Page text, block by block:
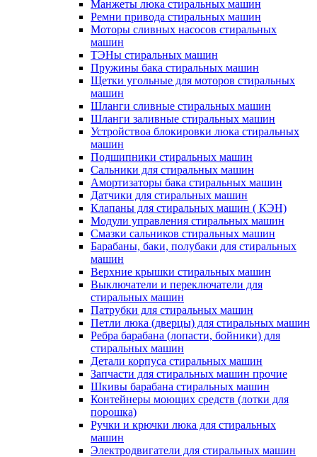
Манжеты люка стиральных машин
Ремни привода стиральных машин
Моторы сливных насосов стиральных
машин
ТЭНы стиральных машин
Пружины бака стиральных машин
Щетки угольные для моторов стиральных
машин
Шланги сливные стиральных машин
Шланги заливные стиральных машин
Устройствоа блокировки люка стиральных
машин
Подшипники стиральных машин
Сальники для стиральных машин
Амортизаторы бака стиральных машин
Датчики для стиральных машин
Клапаны для стиральных машин ( КЭН)
Модули управления стиральных машин
Смазки сальников стиральных машин
Барабаны, баки, полубаки для стиральных
машин
Верхние крышки стиральных машин
Выключатели и переключатели для
стиральных машин
Патрубки для стиральных машин
Петли люка (дверцы) для стиральных машин
Ребра барабана (лопасти, бойники) для
стиральных машин
Детали корпуса стиральных машин
Запчасти для стиральных машин прочие
Шкивы барабана стиральных машин
Контейнеры моющих средств (лотки для
порошка)
Ручки и крючки люка для стиральных
машин
Электродвигатели для стиральных машин